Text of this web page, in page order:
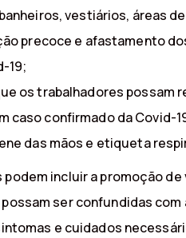
vestiários, áreas
precoce e afastamento
19;
os trabalhadores possam
caso confirmado da Covid-
das mãos e etiqueta
incluir a promoção
ser confundidas
e cuidados